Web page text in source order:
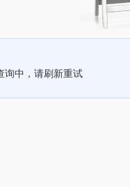
询中，请刷新重试